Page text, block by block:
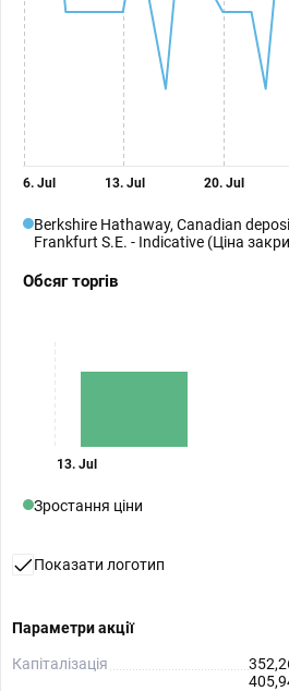
6. Jul 13. Jul 20. Jul
Berkshire Hathaway, Canadian
Frankfurt S.E. - Indicative (Ціна
Обсяг торгів
13. Jul
Зростання ціни
Показати логотип
Параметри акції
Капіталізація